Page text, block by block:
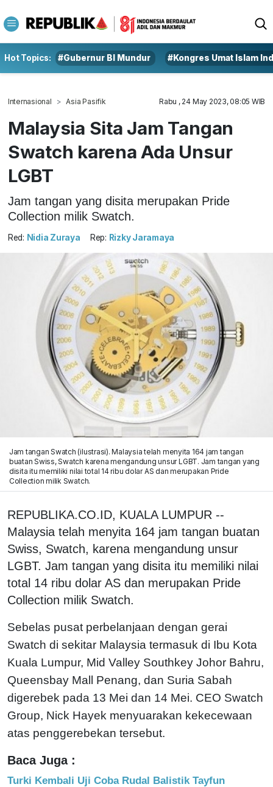
Hot Topics: #Gubernur BI Mundur #Kongres Umat Islam
Internasional Asia Pasifik Rabu , 24 May 2023, 08:05 WIB
Malaysia Sita Jam Tangan
Swatch karena Ada Unsur
LGBT
Jam tangan yang disita merupakan Pride
Collection milik Swatch.
Red: Nidia Zuraya Rep: Rizky Jaramaya
Jam tangan Swatch (ilustrasi). Malaysia telah menyita 164 jam tangan
buatan Swiss, Swatch karena mengandung unsur LGBT. Jam tangan yang
disita itu memiliki nilai total 14 ribu dolar AS dan merupakan Pride
Collection milik Swatch.
REPUBLIKA.CO.ID, KUALA LUMPUR --
Malaysia telah menyita 164 jam tangan buatan
Swiss, Swatch, karena mengandung unsur
LGBT. Jam tangan yang disita itu memiliki nilai
total 14 ribu dolar AS dan merupakan Pride
Collection milik Swatch.
Sebelas pusat perbelanjaan dengan gerai
Swatch di sekitar Malaysia termasuk di Ibu Kota
Kuala Lumpur, Mid Valley Southkey Johor Bahru,
Queensbay Mall Penang, dan Suria Sabah
digerebek pada 13 Mei dan 14 Mei. CEO Swatch
Group, Nick Hayek menyuarakan kekecewaan
atas penggerebekan tersebut.
Baca Juga :
Turki Kembali Uji Coba Rudal Balistik Tayfun